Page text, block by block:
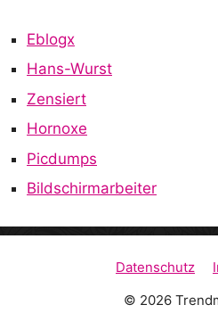
Eblogx
Hans-Wurst
Zensiert
Hornoxe
Picdumps
Bildschirmarbeiter
Datenschutz
© 2026